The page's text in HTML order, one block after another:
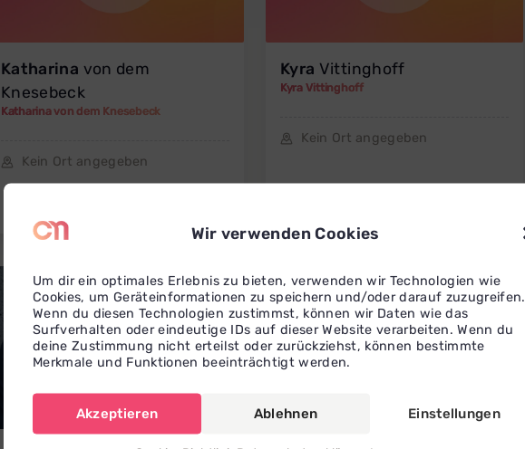
Wir verwenden Cookies
Um dir ein optimales Erlebnis zu bieten, verwenden wir Technologien wie
Cookies, um Geräteinformationen zu speichern und/oder darauf zuzugreifen.
Wenn du diesen Technologien zustimmst, können wir Daten wie das
Surfverhalten oder eindeutige IDs auf dieser Website verarbeiten. Wenn du
deine Zustimmung nicht erteilst oder zurückziehst, können bestimmte
Merkmale und Funktionen beeinträchtigt werden.
Akzeptieren Ablehnen Einstellungen
Katharina von dem
Knesebeck
Katharina von dem Knesebeck
Kein Ort angegeben
Kyra Vittinghoff
Kyra Vittinghoff
Kein Ort angegeben